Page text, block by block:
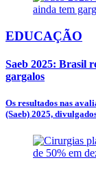
EDUCAÇÃO
Saeb 2025: Brasil
gargalos
Os resultados nas
(Saeb) 2025,